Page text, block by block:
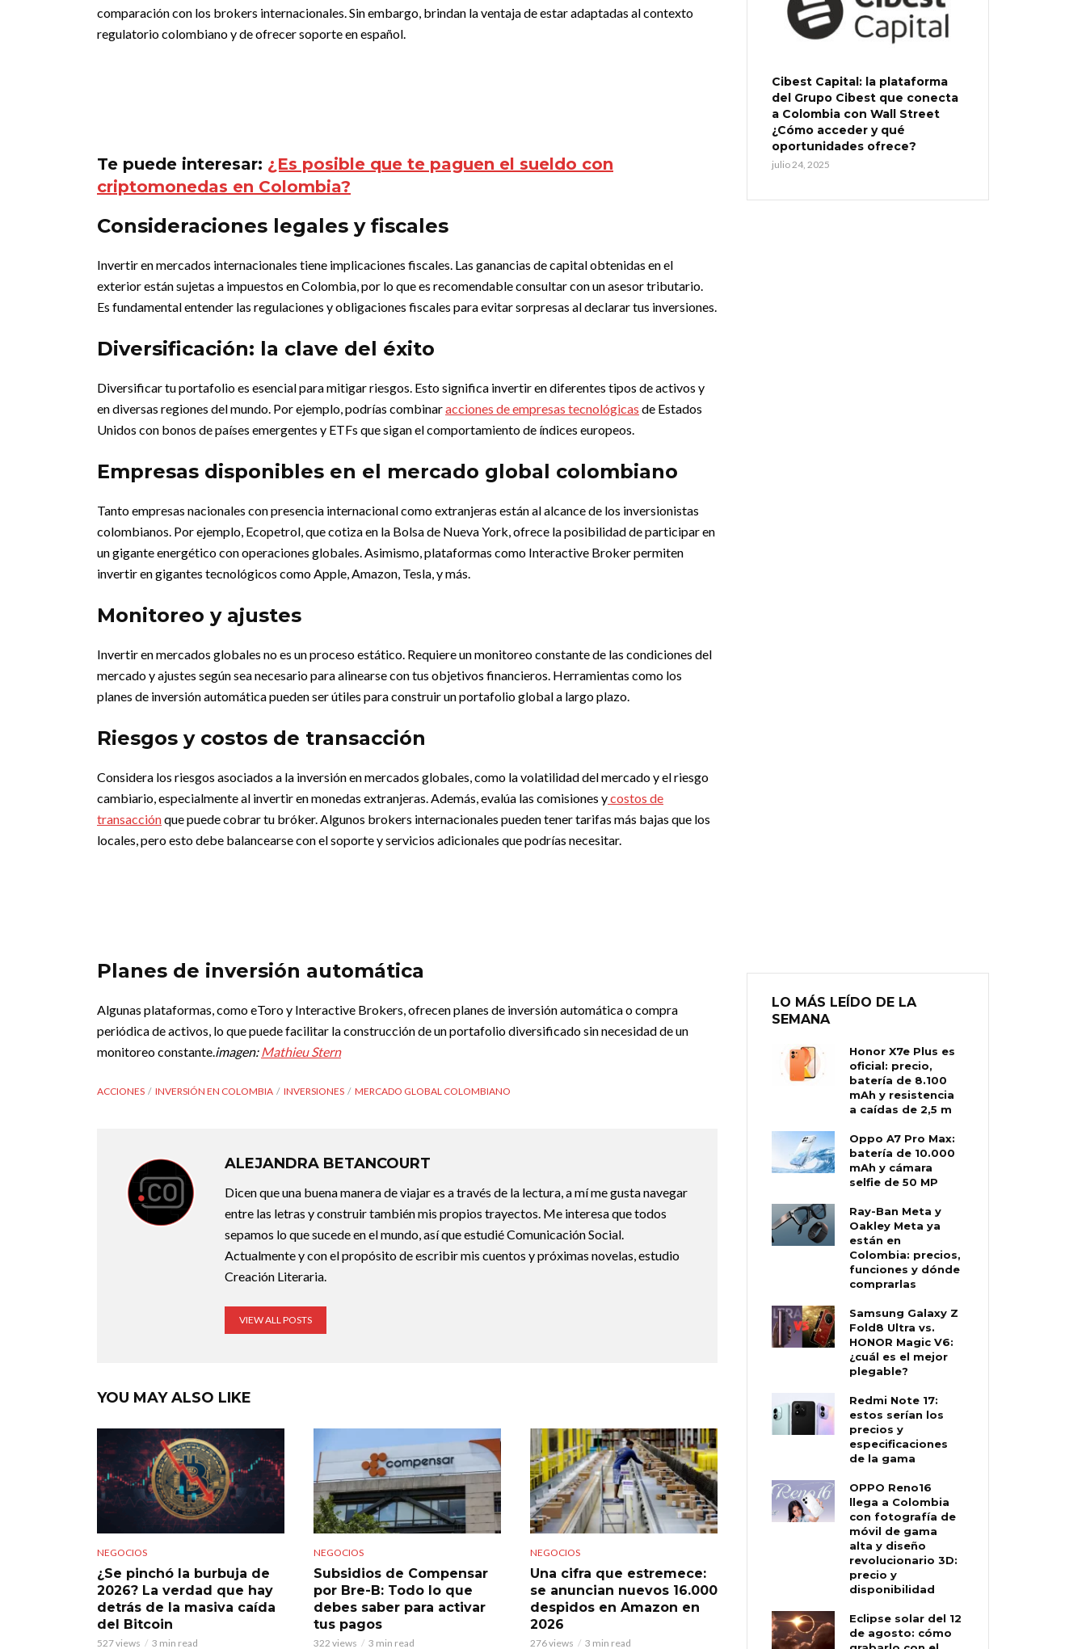
comparación con los brokers internacionales. Sin embargo, brindan la ventaja de estar adaptadas al contexto
regulatorio colombiano y de ofrecer soporte en español.
Te puede interesar: ¿Es posible que te paguen el sueldo con
criptomonedas en Colombia?
Consideraciones legales y fiscales
Invertir en mercados internacionales tiene implicaciones fiscales. Las ganancias de capital obtenidas en el
exterior están sujetas a impuestos en Colombia, por lo que es recomendable consultar con un asesor tributario.
Es fundamental entender las regulaciones y obligaciones fiscales para evitar sorpresas al declarar tus inversiones.
Diversificación: la clave del éxito
Diversificar tu portafolio es esencial para mitigar riesgos. Esto significa invertir en diferentes tipos de activos y
en diversas regiones del mundo. Por ejemplo, podrías combinaracciones de empresas tecnológicas de Estados
Unidos con bonos de países emergentes y ETFs que sigan el comportamiento de índices europeos.
Empresas disponibles en el mercado global colombiano
Tanto empresas nacionales con presencia internacional como extranjeras están al alcance de los inversionistas
colombianos. Por ejemplo, Ecopetrol, que cotiza en la Bolsa de Nueva York, ofrece la posibilidad de participar en
un gigante energético con operaciones globales. Asimismo, plataformas como Interactive Broker permiten
invertir en gigantes tecnológicos como Apple, Amazon, Tesla, y más.
Monitoreo y ajustes
Invertir en mercados globales no es un proceso estático. Requiere un monitoreo constante de las condiciones del
mercado y ajustes según sea necesario para alinearse con tus objetivos financieros. Herramientas como los
planes de inversión automática pueden ser útiles para construir un portafolio global a largo plazo.
Riesgos y costos de transacción
Considera los riesgos asociados a la inversión en mercados globales, como la volatilidad del mercado y el riesgo
cambiario, especialmente al invertir en monedas extranjeras. Además, evalúa las comisiones ycostos de
transacciónque puede cobrar tu bróker.Algunos brokers internacionales pueden tener tarifas más bajas que los
locales, pero esto debe balancearse con el soporte y servicios adicionales que podrías necesitar.
Planes de inversión automática
Algunas plataformas, como eToro y Interactive Brokers, ofrecen planes de inversión automática o compra
periódica de activos, lo que puede facilitar la construcción de un portafolio diversificado sin necesidad de un
monitoreo constante.imagen:Mathieu Stern
ACCIONES INVERSIÓN EN COLOMBIA INVERSIONES MERCADO GLOBAL COLOMBIANO
ALEJANDRA BETANCOURT
Dicen que una buena manera de viajar es a través de la lectura, a mí me gusta navegar
entre las letras y construir también mis propios trayectos. Me interesa que todos
sepamos lo que sucede en el mundo, así que estudié Comunicación Social.
Actualmente y con el propósito de escribir mis cuentos y próximas novelas, estudio
Creación Literaria.
VIEW ALL POSTS
YOU MAY ALSO LIKE
NEGOCIOS
¿Se pinchó la burbuja de
2026? La verdad que hay
detrás de la masiva caída
del Bitcoin
527 views 3 min read
NEGOCIOS
Subsidios de Compensar
por Bre-B: Todo lo que
debes saber para activar
tus pagos
322 views 3 min read
NEGOCIOS
Una cifra que estremece:
se anuncian nuevos 16.000
despidos en Amazon en
2026
276 views 3 min read
Cibest Capital: la plataforma
del Grupo Cibest que conecta
a Colombia con Wall Street
¿Cómo acceder y qué
oportunidades ofrece?
julio 24, 2025
LO MÁS LEÍDO DE LA
SEMANA
Honor X7e Plus es
oficial: precio,
batería de 8.100
mAh y resistencia
a caídas de 2,5 m
Oppo A7 Pro Max:
batería de 10.000
mAh y cámara
selfie de 50 MP
Ray-Ban Meta y
Oakley Meta ya
están en
Colombia: precios,
funciones y dónde
comprarlas
Samsung Galaxy Z
Fold8 Ultra vs.
HONOR Magic V6:
¿cuál es el mejor
plegable?
Redmi Note 17:
estos serían los
precios y
especificaciones
de la gama
OPPO Reno16
llega a Colombia
con fotografía de
móvil de gama
alta y diseño
revolucionario 3D:
precio y
disponibilidad
Eclipse solar del 12
de agosto: cómo